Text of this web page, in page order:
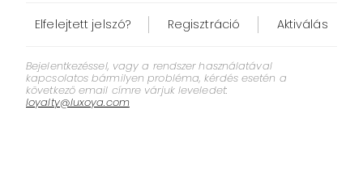
Elfelejtett jelszó? Regisztráció Aktiválás
Bejelentkezéssel, vagy a rendszer használatával
kapcsolatos bármilyen probléma, kérdés esetén a
következő email címre várjuk leveledet:
loyalty@luxoya.com